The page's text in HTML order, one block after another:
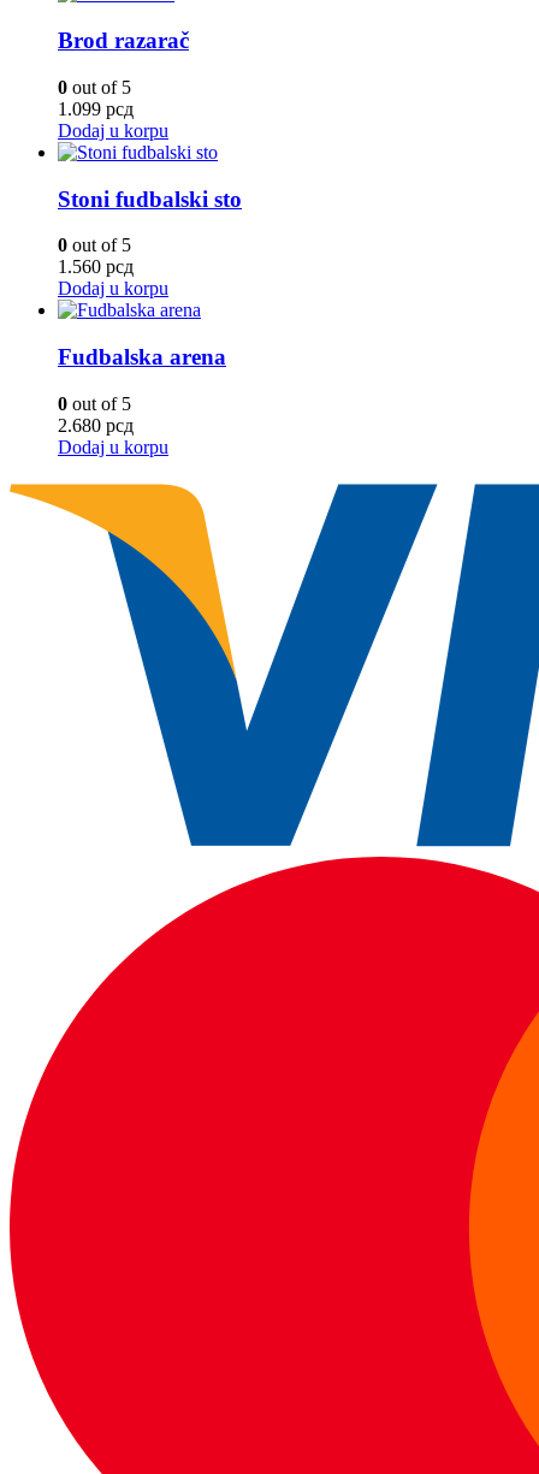
Brod razarač
0 out of 5
1.099 рсд
Dodaj u korpu
Stoni fudbalski sto
0 out of 5
1.560 рсд
Dodaj u korpu
Fudbalska arena
0 out of 5
2.680 рсд
Dodaj u korpu